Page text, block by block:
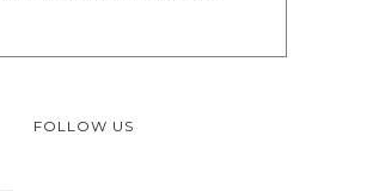
FOLLOW US